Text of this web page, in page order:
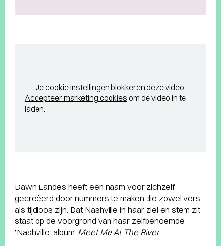
Je cookie instellingen blokkeren deze video.
Accepteer marketing cookies om de video in te
laden.
Dawn Landes heeft een naam voor zichzelf
gecreëerd door nummers te maken die zowel vers
als tijdloos zijn. Dat Nashville in haar ziel en stem zit
staat op de voorgrond van haar zelfbenoemde
‘Nashville-album’ Meet Me At The River.